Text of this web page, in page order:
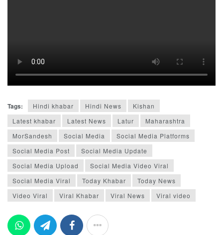
Tags: Hindi khabar Hindi News
Kishan
Latest khabar
Latest News Latur
Maharashtra
MorSandesh
Social Media
Social Media Platforms
Social Media Post
Social Media Update
Social Media Upload
Social Media Video Viral
Social Media Viral
Today Khabar
Today News
Video Viral
Viral Khabar Viral News Viral video